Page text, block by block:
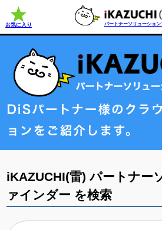
パートナーソリューショ
お気に入り
iKAZUCHI(雷) パートナー
ァインダー を検索